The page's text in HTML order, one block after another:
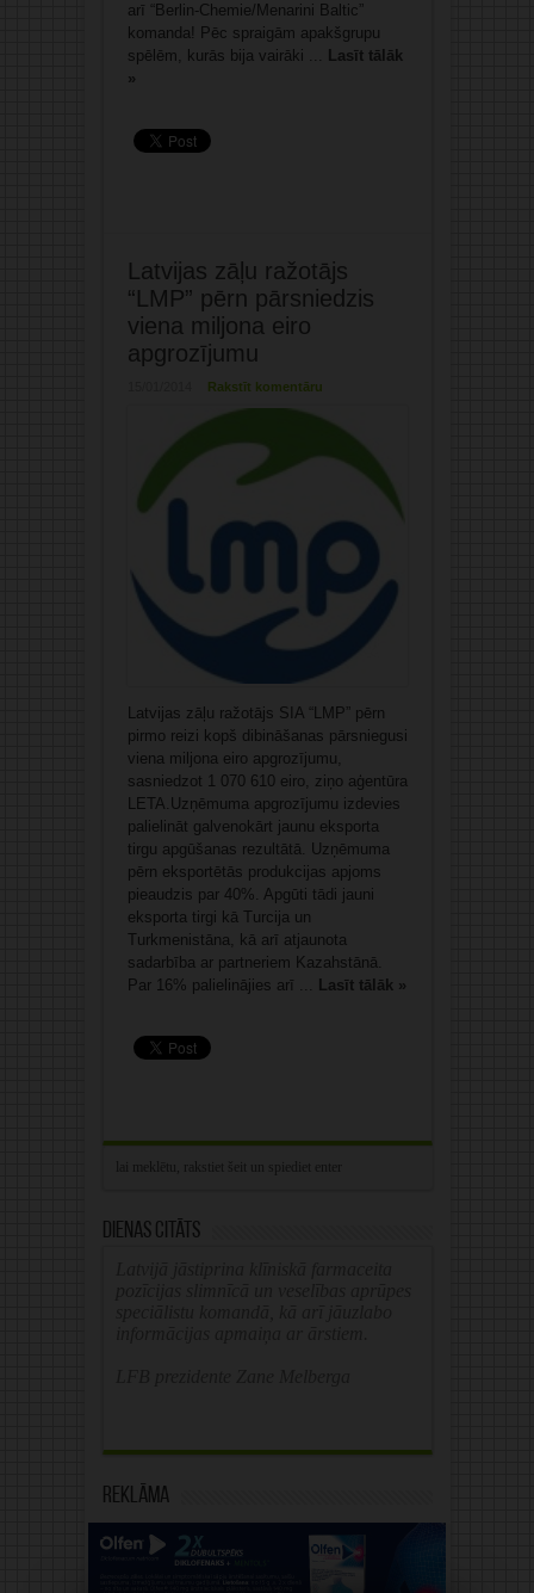
arī “Berlin-Chemie/Menarini Baltic”
komanda! Pēc spraigām apakšgrupu
spēlēm, kurās bija vairāki ... Lasīt tālāk
»
Latvijas zāļu ražotājs
“LMP” pērn pārsniedzis
viena miljona eiro
apgrozījumu
Rakstīt komentāru
Latvijas zāļu ražotājs SIA “LMP” pērn
pirmo reizi kopš dibināšanas pārsniegusi
viena miljona eiro apgrozījumu,
sasniedzot 1 070 610 eiro, ziņo aģentūra
LETA.Uzņēmuma apgrozījumu izdevies
palielināt galvenokārt jaunu eksporta
tirgu apgūšanas rezultātā. Uzņēmuma
pērn eksportētās produkcijas apjoms
pieaudzis par 40%. Apgūti tādi jauni
eksporta tirgi kā Turcija un
Turkmenistāna, kā arī atjaunota
sadarbība ar partneriem Kazahstānā.
Par 16% palielinājies arī ... Lasīt tālāk »
Dienas citāts
Reklāma